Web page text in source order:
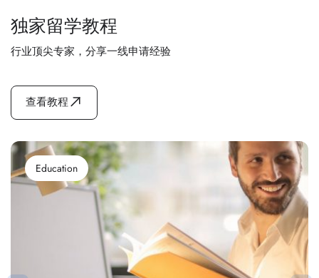
独家留学教程
行业顶尖专家，分享一线申请经验
查看教程
Education